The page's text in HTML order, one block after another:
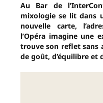
Au Bar de
mixologie se lit dans
nouvelle carte,
l’Opéra imagine une
trouve son reflet sans
de goût, d’équilibre et